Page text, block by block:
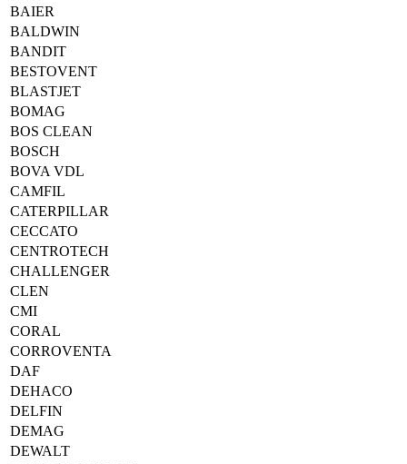
BAIER
BALDWIN
BANDIT
BESTOVENT
BLASTJET
BOMAG
BOS CLEAN
BOSCH
BOVA VDL
CAMFIL
CATERPILLAR
CECCATO
CENTROTECH
CHALLENGER
CLEN
CMI
CORAL
CORROVENTA
DAF
DEHACO
DELFIN
DEMAG
DEWALT